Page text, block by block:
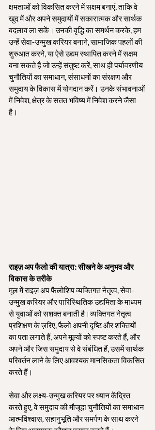
क्षमताओं को विकसित करने में सक्षम बनाएं, ताकि वे
खुद में और अपने समुदायों में सकारात्मक और सार्थक
बदलाव ला सकें। उनकी वृद्धि का समर्थन करके, हम
उन्हें सेवा-उन्मुख करियर बनाने, सामाजिक पहलों की
शुरुआत करने, या ऐसे उद्यम स्थापित करने में सक्षम
बना सकते हैं जो उन्हें संतुष्ट करें, साथ ही पर्यावरणीय
चुनौतियों का समाधान, संसाधनों का संरक्षण और
समुदाय के विकास में योगदान करें। उनके संभावनाओं
में निवेश, क्षेत्र के सतत भविष्य में निवेश करने जैसा
है।
राइज़ अप फैलो की यात्रा: सीखने के अनुभव और
विकास के तरीके
मूल में राइज़ अप फैलोशिप व्यक्तिगत नेतृत्व, सेवा-
उन्मुख करियर और पारिस्थितिक उद्यमिता के माध्यम
से युवाओं को सशक्त बनाती है।व्यक्तिगत नेतृत्व
प्रशिक्षण के ज़रिए, फैलो अपनी दृष्टि और शक्तियों
का पता लगाते हैं, अपने मूल्यों को स्पष्ट करते हैं, और
अपने और जिस समुदाय से वे संबंधित हैं, उसमें सार्थक
परिवर्तन लाने के लिए आवश्यक मानसिकता विकसित
करते हैं।
सेवा और लक्ष्य-उन्मुख करियर पर ध्यान केंद्रित
करते हुए, वे समुदाय की मौजूदा चुनौतियों का समाधान
आत्मविश्वास, सहानुभूति और समर्पण के साथ करने